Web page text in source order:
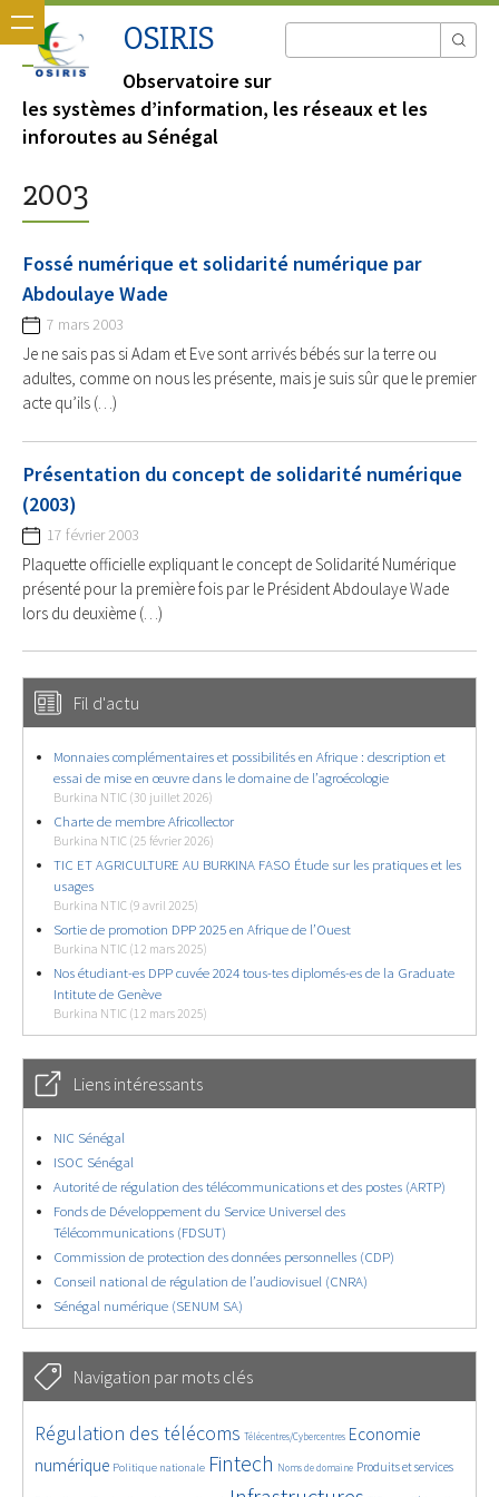
OSIRIS
Observatoire sur
les systèmes d’information, les réseaux et les
inforoutes au Sénégal
2003
Fossé numérique et solidarité numérique par
Abdoulaye Wade
7 mars 2003
Je ne sais pas si Adam et Eve sont arrivés bébés sur la terre ou
adultes, comme on nous les présente, mais je suis sûr que le premier
acte qu’ils (…)
Présentation du concept de solidarité numérique
(2003)
17 février 2003
Plaquette officielle expliquant le concept de Solidarité Numérique
présenté pour la première fois par le Président Abdoulaye Wade
lors du deuxième (…)
Fil d'actu
Monnaies complémentaires et possibilités en Afrique : description et
essai de mise en œuvre dans le domaine de l’agroécologie
Burkina NTIC (30 juillet 2026)
Charte de membre Africollector
Burkina NTIC (25 février 2026)
TIC ET AGRICULTURE AU BURKINA FASO Étude sur les pratiques et les
usages
Burkina NTIC (9 avril 2025)
Sortie de promotion DPP 2025 en Afrique de l’Ouest
Burkina NTIC (12 mars 2025)
Nos étudiant-es DPP cuvée 2024 tous-tes diplomés-es de la Graduate
Intitute de Genève
Burkina NTIC (12 mars 2025)
Liens intéressants
NIC Sénégal
ISOC Sénégal
Autorité de régulation des télécommunications et des postes (ARTP)
Fonds de Développement du Service Universel des
Télécommunications (FDSUT)
Commission de protection des données personnelles (CDP)
Conseil national de régulation de l’audiovisuel (CNRA)
Sénégal numérique (SENUM SA)
Navigation par mots clés
4538/5746
Régulation des télécoms
352/5746 Télécentres/Cybercentres
3625/5746
Economie
numérique
1838/5746 Politique nationale
5253/5746 Fintech
628/5746 Noms de domaine
2264/5746 Produits et services
1543/5746